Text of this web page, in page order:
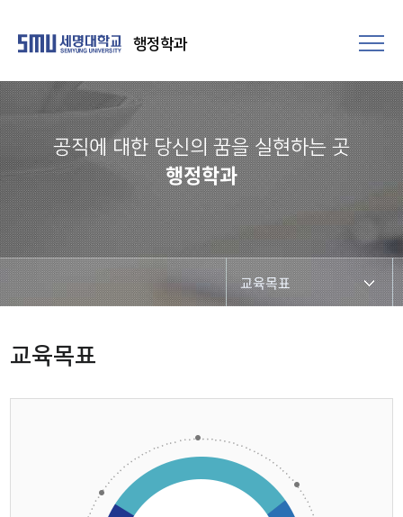
행정학과
공직에 대한 당신의 꿈을 실현하는 곳​
행정학과
교육목표
교육목표
졸업 후 진로와 취업현황
교육목표